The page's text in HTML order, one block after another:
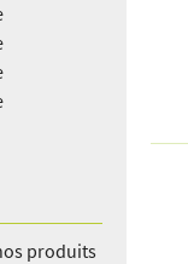
produits